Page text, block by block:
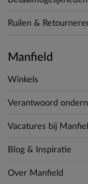
Ruilen &
Manfield
Winkels
Verantwoord
Vacatures bij
Blog & Inspiratie
Over Manfield